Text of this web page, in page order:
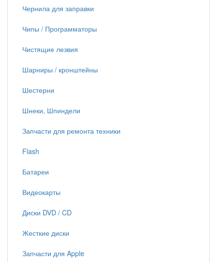
Чернила для заправки
Чипы / Программаторы
Чистящие лезвия
Шарниры / кронштейны
Шестерни
Шнеки, Шпиндели
Запчасти для ремонта техники
Flash
Батареи
Видеокарты
Диски DVD / CD
Жесткие диски
Запчасти для Apple